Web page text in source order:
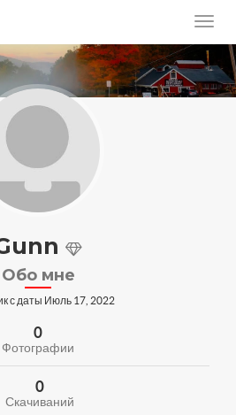
Обо мне
с даты Июль 17, 2022
0
Фотографии
0
Скачиваний